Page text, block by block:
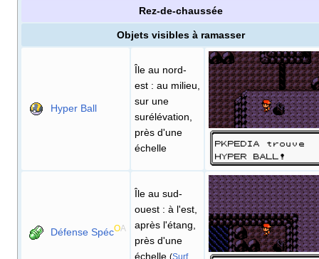
Rez-de-chaussée
Objets visibles à ramasser
Hyper Ball
Île au nord-
est : au milieu,
sur une
surélévation,
près d'une
échelle
Défense SpécOA
Île au sud-
ouest : à l'est,
après l'étang,
près d'une
échelle (Surf